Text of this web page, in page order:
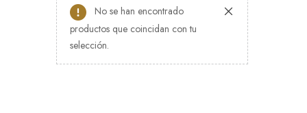
No se han encontrado
productos que coincidan con tu
selección.